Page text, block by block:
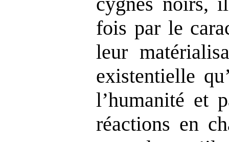
fois par le
leur
existentielle
l’humanité et
réactions en